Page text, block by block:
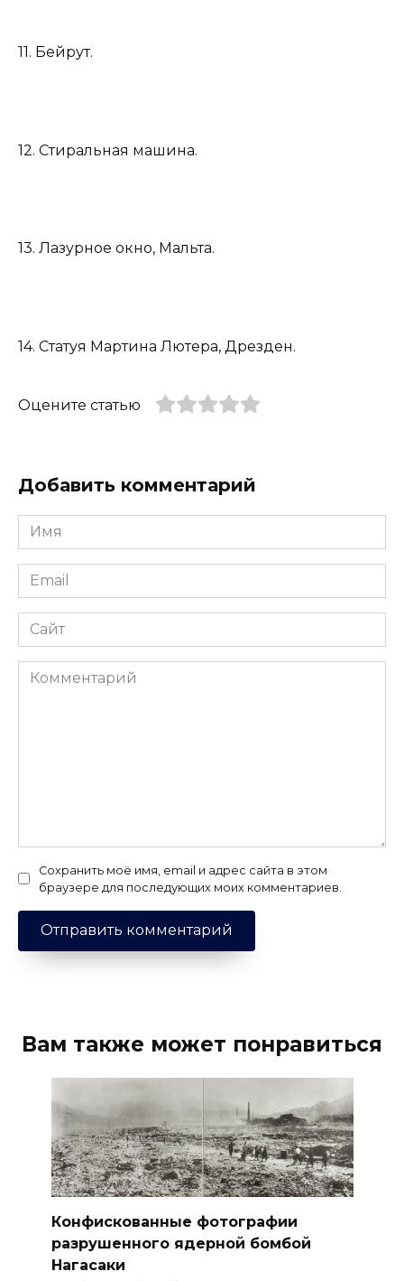
11. Бейрут.
12. Стиральная машина.
13. Лазурное окно, Мальта.
14. Статуя Мартина Лютера, Дрезден.
Оцените статью
Добавить комментарий
Имя
*
Email
*
Сайт
Комментарий
Сохранить моё имя, email и адрес сайта в этом
браузере для последующих моих комментариев.
Вам также может понравиться
Конфискованные фотографии
разрушенного ядерной бомбой
Нагасаки